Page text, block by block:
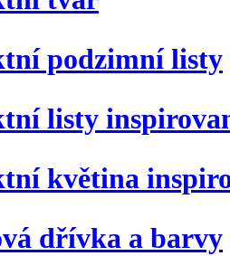
podzimní listy
listy
květina
dřívka a barvy